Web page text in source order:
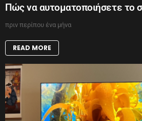
Πώς να αυτοματοποιήσετε το
πριν περίπου ένα μήνα
READ MORE